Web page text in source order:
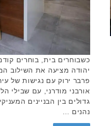
כשבוחרים בית, בוחרים
יהודה מציעה את
פרבר ירוק עם נגישות של
אורבני מודרני, עם שבילי
גדולים בין הבניינים
נהנים …